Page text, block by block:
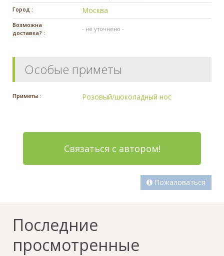
Город : Москва
Возможна
доставка? :
- не уточнено -
Особые приметы
Приметы : Розовый/шоколадный нос
Связаться с автором!
Пожаловаться
Последние
просмотренные